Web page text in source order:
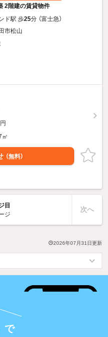
2階建の賃貸物件
ド駅 歩25分 （富士急）
市松山
㎡
（無料）
目
ジ
次へ
2026年07月31日更新
で